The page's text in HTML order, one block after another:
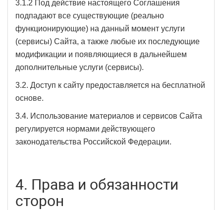
3.1.2 Под действие настоящего Соглашения
подпадают все существующие (реально
функционирующие) на данный момент услуги
(сервисы) Сайта, а также любые их последующие
модификации и появляющиеся в дальнейшем
дополнительные услуги (сервисы).
3.2. Доступ к сайту предоставляется на бесплатной
основе.
3.4. Использование материалов и сервисов Сайта
регулируется нормами действующего
законодательства Российской Федерации.
4. Права и обязанности
сторон